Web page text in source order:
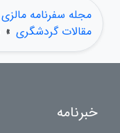
مجله سفرنامه مالزی
مقالات گردشگری »
خبرنامه